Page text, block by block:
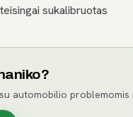
sukalibruotas
automobilio